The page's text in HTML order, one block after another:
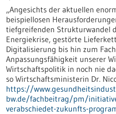
„Angesichts der aktuellen
beispiellosen
tiefgreifenden Strukturwandel
Energiekrise, gestörte
Digitalisierung bis hin zum
Anpassungsfähigkeit unserer
Wirtschaftspolitik in noch nie
so Wirtschaftsministerin Dr.
https://
bw.de/fachbeitrag/pm/
verabschiedet-zukunfts-